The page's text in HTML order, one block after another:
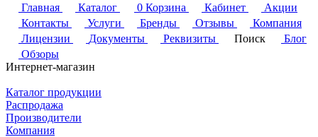
Главная Каталог 0 Корзина Кабинет
Акции
Контакты
Услуги Бренды Отзывы
Компания
Лицензии
Документы Реквизиты Поиск
Блог
Обзоры
Интернет-магазин
Каталог продукции
Распродажа
Производители
Компания